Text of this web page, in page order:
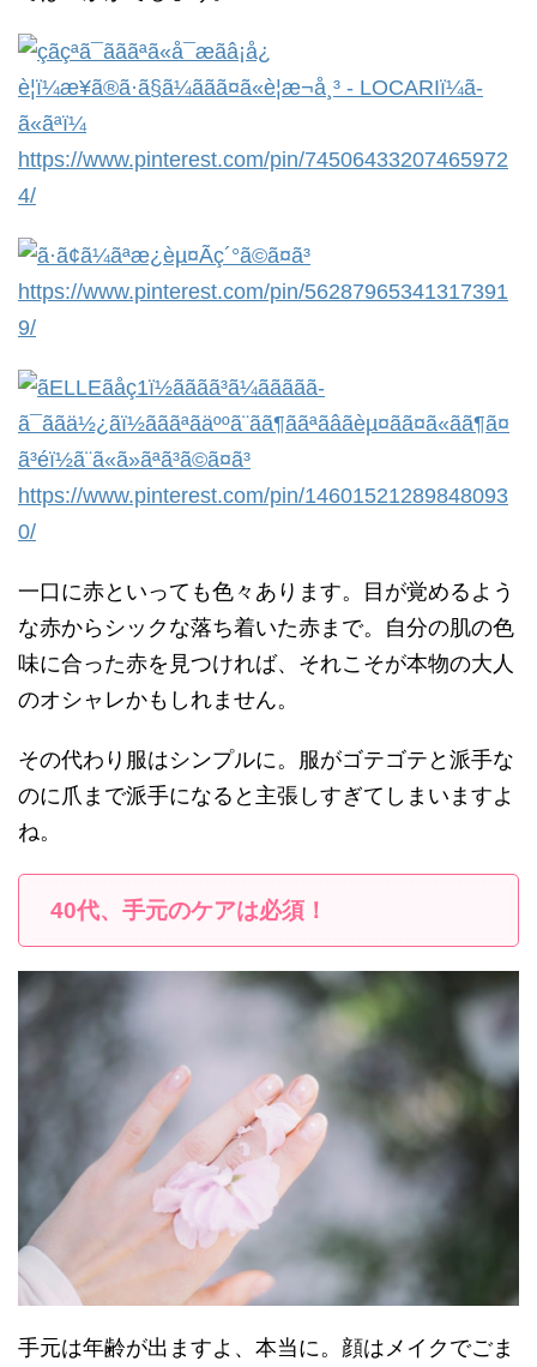
https://www.pinterest.com/pin/74506433207465972
4/
https://www.pinterest.com/pin/56287965341317391
9/
https://www.pinterest.com/pin/14601521289848093
0/
一口に赤といっても色々あります。目が覚めるよう
な赤からシックな落ち着いた赤まで。自分の肌の色
味に合った赤を見つければ、それこそが本物の大人
のオシャレかもしれません。
その代わり服はシンプルに。服がゴテゴテと派手な
のに爪まで派手になると主張しすぎてしまいますよ
ね。
40代、手元のケアは必須！
手元は年齢が出ますよ、本当に。顔はメイクでごま